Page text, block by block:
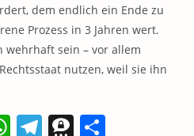
dem endlich ein Ende zu
Prozess in 3 Jahren wert.
wehrhaft sein – vor allem
nutzen, weil sie ihn
W T T